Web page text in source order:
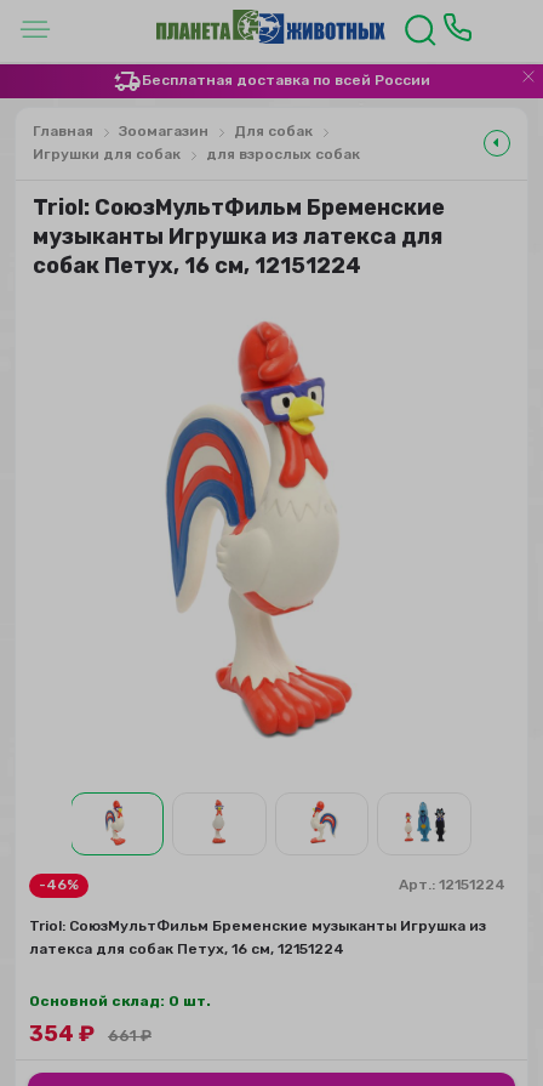
Бесплатная доставка по всей России
Главная Зоомагазин
Для собак
Игрушки для собак
для взрослых собак
Triol: СоюзМультФильм Бременские
музыканты Игрушка из латекса для
собак Петух, 16 см, 12151224
-46% Арт.:12151224
Triol: СоюзМультФильм Бременские музыканты Игрушка из
латекса для собак Петух, 16 см, 12151224
Основной склад: 0 шт.
354 ₽ 661₽